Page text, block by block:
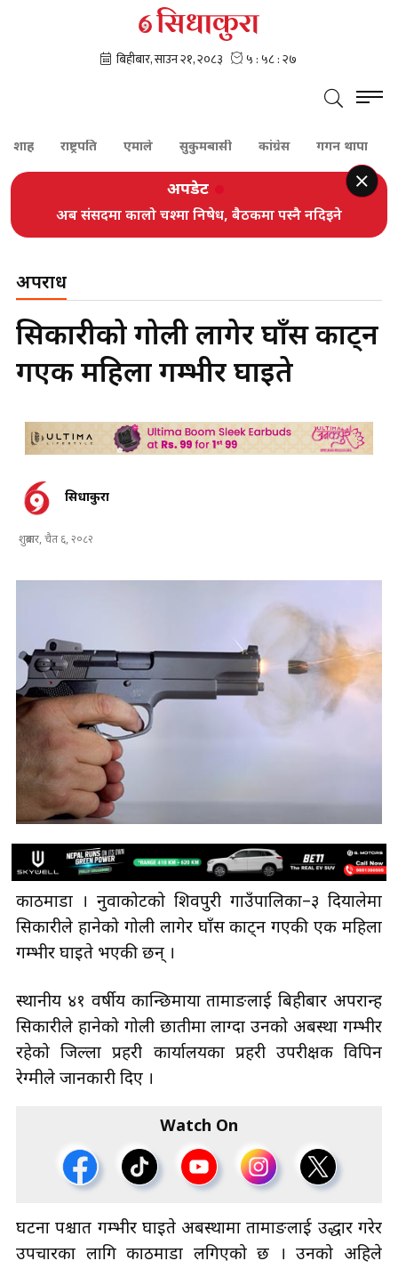
राष्ट्रपति एमाले सुकुमबासी कांग्रेस गगन थापा
अपडेट
अब संसदमा कालो चश्मा निषेध, बैठकमा पस्नै नदिइने
अपराध
सिकारीको गोली लागेर घाँस काट्न
गएकी महिला गम्भीर घाइते
सिधाकुरा
शुक्रबार, चैत ६, २०८२
काठमाडौँ । नुवाकोटको शिवपुरी गाउँपालिका–३ दियालेमा
सिकारीले हानेको गोली लागेर घाँस काट्न गएकी एक महिला
गम्भीर घाइते भएकी छन् ।
स्थानीय ४१ वर्षीय कान्छिमाया तामाङलाई बिहीबार अपरान्ह
सिकारीले हानेको गोली छातीमा लाग्दा उनको अबस्था गम्भीर
रहेको जिल्ला प्रहरी कार्यालयका प्रहरी उपरीक्षक विपिन
रेग्मीले जानकारी दिए ।
Watch On
घटना पश्चात गम्भीर घाइते अबस्थामा तामाङलाई उद्धार गरेर
उपचारका लागि काठमाडौँ लगिएको छ । उनको अहिले